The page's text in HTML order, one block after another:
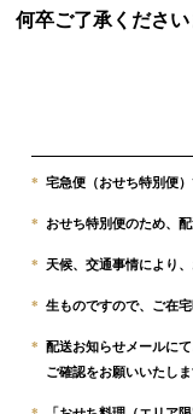
何卒ご了承ください
* 宅急便（おせち特別便
* おせち特別便のため、
* 天候、交通事情により
* 生ものですので、ご在
*
配送お知らせメールに
ご確認をお願いいたしま